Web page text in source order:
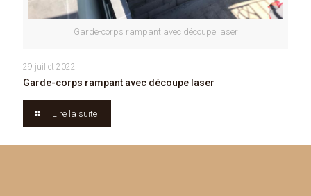
Garde-corps rampant avec découpe laser
29 juillet 2022
Garde-corps rampant avec découpe laser
Lire la suite